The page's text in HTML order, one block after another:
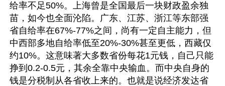
给率不足50%。上海曾是全国最后一块财政盈余独
苗，如今也全面沦陷。广东、江苏、浙江等东部强
省自给率在67%-77%之间，尚有一定自主能力，但
中西部多地自给率低至20%-30%甚至更低，西藏仅
约10%。这意味著大多数省份每花1元钱，自己只能
挣到0.2-0.5元，其余全靠中央输血。而中央自身的
钱是分税制从各省收上来的。也就是说经济发达省